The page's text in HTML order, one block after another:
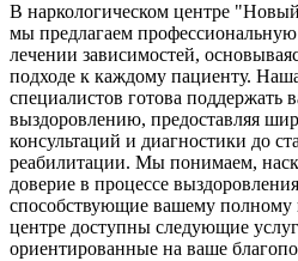
В наркологическом центре
мы предлагаем
лечении зависимостей,
подходе к каждому пациенту.
специалистов готова поддержать
выздоровлению, предоставляя
консультаций и диагностики до
реабилитации. Мы понимаем,
доверие в процессе
способствующие вашему
центре доступны следующие
ориентированные на ваше